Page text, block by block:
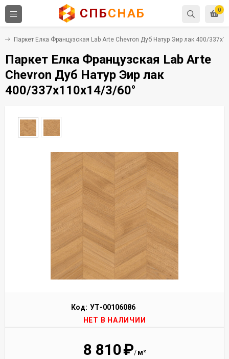
0
СПБСНАБ
Паркет Елка Французская Lab Arte Chevron Дуб Натур Эир лак 400/
Паркет Елка Французская Lab Arte
Chevron Дуб Натур Эир лак
400/337х110х14/3/60°
Код: УТ-00106086
НЕТ В НАЛИЧИИ
8 810₽/ м²